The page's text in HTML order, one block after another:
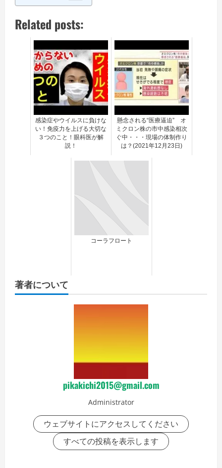
Related posts:
感染症やウイルスに負けな
い！免疫力を上げる大切な
３つのこと！眼科医が解
説！
懸念される“医療逼迫” オ
ミクロン株の市中感染相次
ぐ中・・・現場の体制作り
は？(2021年12月23日)
コーラフロート
著者について
pikakichi2015@gmail.com
Administrator
ウェブサイトにアクセスしてください
すべての投稿を表示します